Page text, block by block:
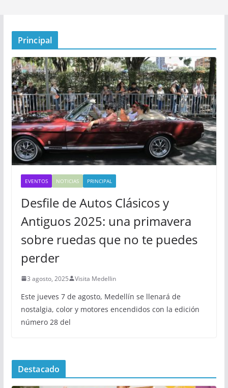
Principal
EVENTOS NOTICIAS PRINCIPAL
Desfile de Autos Clásicos y
Antiguos 2025: una primavera
sobre ruedas que no te puedes
perder
3 agosto, 2025 Visita Medellin
Este jueves 7 de agosto, Medellín se llenará de
nostalgia, color y motores encendidos con la edición
número 28 del
Destacado